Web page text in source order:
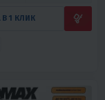
В 1 КЛИК